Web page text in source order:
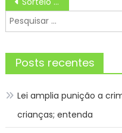
de
Post
Pesquisar
por:
Posts recentes
Lei amplia punição a
crianças; entenda